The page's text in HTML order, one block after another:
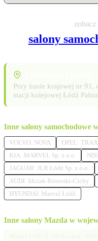
salony
Przy trasie krajowej nr 91,
stacji kolejowej Łódź
Inne salony samochodowe
VOLVO: NOVA OPEL:
KIA: MARVEL Sp. z o.o.
JAGUAR: JLR Łódź Sp. z o.o.
AUDI: Idczak-Krotoski-Cichy
HYUNDAI: Marvel Łódź
Inne salony Mazda w